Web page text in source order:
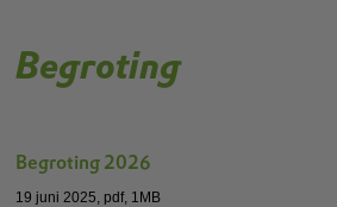
Begroting
Begroting 2026
19 juni 2025, pdf, 1MB